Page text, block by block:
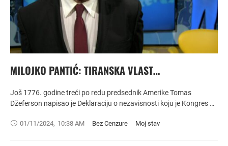
MILOJKO PANTIĆ: TIRANSKA VLAST…
Još 1776. godine treći po redu predsednik Amerike Tomas
Džeferson napisao je Deklaraciju o nezavisnosti koju je Kongres …
01/11/2024, 10:38 AM Bez Cenzure Moj stav